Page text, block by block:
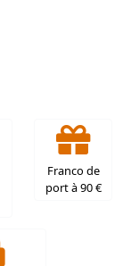
Franco de
port à 90 €